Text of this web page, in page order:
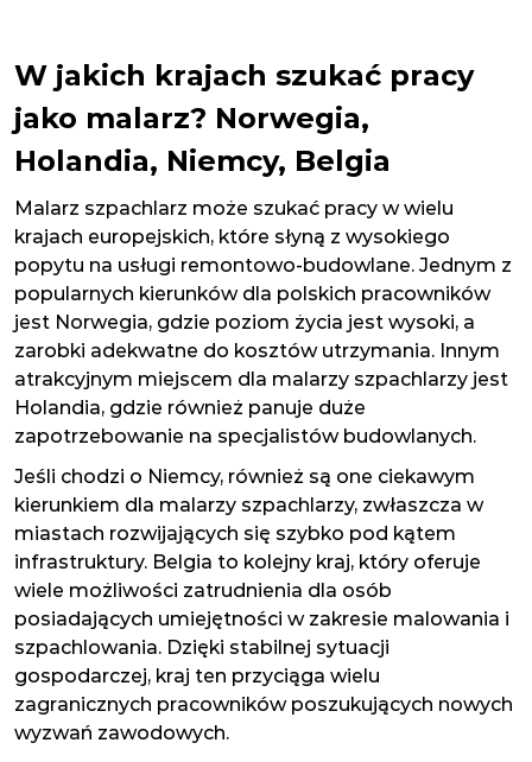
W jakich krajach szukać pracy
jako malarz? Norwegia,
Holandia, Niemcy, Belgia
Malarz szpachlarz może szukać pracy w wielu
krajach europejskich, które słyną z wysokiego
popytu na usługi remontowo-budowlane. Jednym z
popularnych kierunków dla polskich pracowników
jest Norwegia, gdzie poziom życia jest wysoki, a
zarobki adekwatne do kosztów utrzymania. Innym
atrakcyjnym miejscem dla malarzy szpachlarzy jest
Holandia, gdzie również panuje duże
zapotrzebowanie na specjalistów budowlanych.
Jeśli chodzi o Niemcy, również są one ciekawym
kierunkiem dla malarzy szpachlarzy, zwłaszcza w
miastach rozwijających się szybko pod kątem
infrastruktury. Belgia to kolejny kraj, który oferuje
wiele możliwości zatrudnienia dla osób
posiadających umiejętności w zakresie malowania i
szpachlowania. Dzięki stabilnej sytuacji
gospodarczej, kraj ten przyciąga wielu
zagranicznych pracowników poszukujących nowych
wyzwań zawodowych.